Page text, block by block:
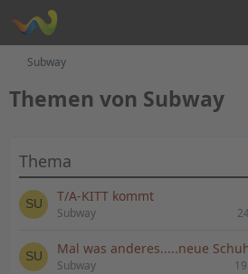
Subway
Themen von Subway
Thema
T/A-KITT kommt
Subway
Mal was anderes.....neue
Subway